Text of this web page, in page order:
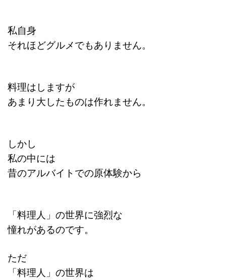
私自身
それほどグルメでもありません。
料理はしますが
あまり大したものは作れません。
しかし
私の中には
昔のアルバイトでの原体験から
「料理人」の世界に強烈な
憧れがあるのです。
ただ
「料理人」の世界は